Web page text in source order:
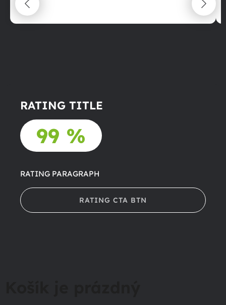
22.06.2025
RATING TITLE
99 %
RATING PARAGRAPH
RATING CTA BTN